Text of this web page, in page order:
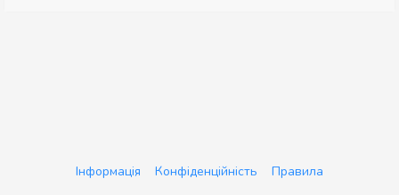
Інформація Конфіденційність Правила